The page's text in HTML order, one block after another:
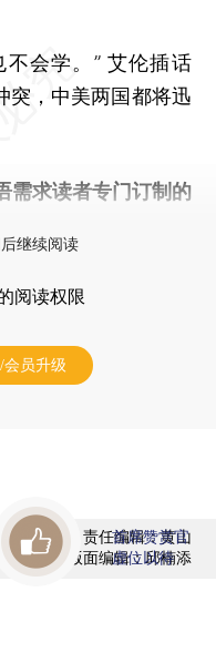
会学。” 艾伦插话
突，中美两国都将迅
需求读者专门订制的
继续阅读
阅读权限
会员升级
责任编辑：黄山
版面编辑：邱楠添
首席赞赏官
虚位以待